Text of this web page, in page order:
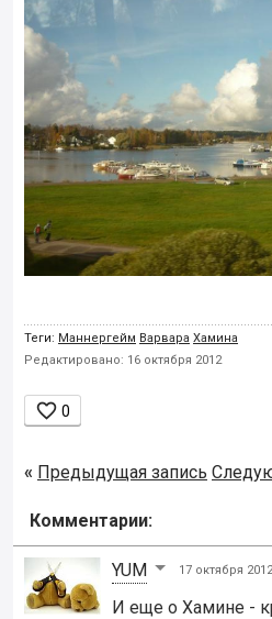
Теги: Маннергейм Варвара Хамина
Редактировано: 16 октября 2012
 0
« Предыдущая запись
Комментарии:
YUM 17 октября 2012
И еще о Хамине -